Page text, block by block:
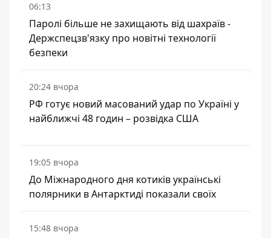
06:13
Паролі більше не захищають від шахраїв -
Держспецзв'язку про новітні технології
безпеки
20:24 вчора
РФ готує новий масований удар по Україні у
найближчі 48 годин – розвідка США
19:05 вчора
До Міжнародного дня котиків українські
полярники в Антарктиді показали своїх
15:48 вчора